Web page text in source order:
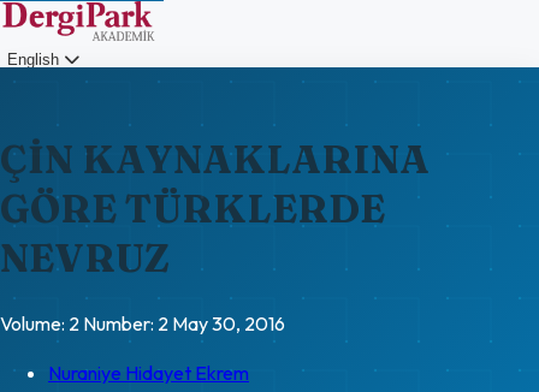
English
Login
ÇİN KAYNAKLARINA
GÖRE TÜRKLERDE
NEVRUZ
Volume: 2 Number: 2 May 30, 2016
Nuraniye Hidayet Ekrem